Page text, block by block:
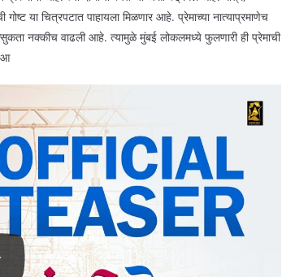
या चित्रपटात पाहायला मिळणार आहे. प्रेमाच्या नात्याप्रमाणेच
नक्कीच वाढली आहे. त्यामुळे मुंबई लोकलमध्ये फुलणारी ही प्रेमाची
आ